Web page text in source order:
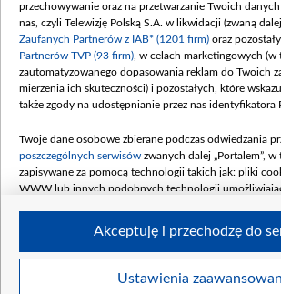
Dofinansowanie 48 862 000,00 PLN
Data podpisania umowy: GRUDZIEŃ
(wpłata grudzień 60,548 mln)
Dofinansowanie 900 000 000,00 PLN
Data podpisania umowy: LUTY 2026
kwiecień 180 mln, 7 maja 180 mln, 8
czerwca 90 mln)
Dofinansowanie 250 000 000,00 PLN
4 sierpnia 250 mln
przechowywanie oraz na przetwarzanie Twoich
nas, czyli Telewizję Polską S.A. w likwidacji (zwaną dalej
Zaufanych Partnerów z IAB* (1201 firm) oraz
Partnerów TVP (93 firm) , w celach marketingowych (w
zautomatyzowanego dopasowania reklam do Twoich
mierzenia ich skuteczności) i pozostałych, które
także zgody na udostępnianie przez nas identyfikatora
Twoje dane osobowe zbierane podczas odwiedzania
poszczególnych serwisów zwanych dalej „Portalem”,
zapisywane za pomocą technologii takich jak: pliki
WWW lub innych podobnych technologii
Twoje dane osobowe zbierane podczas odwiedzania
Ustawienia
Akceptuję i przechodzę do